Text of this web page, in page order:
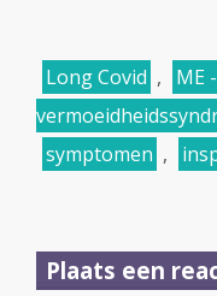
Long Covid , ME
symptomen ,
Plaats een